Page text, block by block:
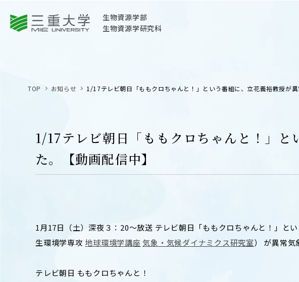
三重大学
生物資源学部
生物資源学研究科
生物資源学研究科
TEL 059-232-1211（代表）
キャンパスマップ
ニュース◎
OPEN CAMPUS
ABOUT
学部概要
TOP お知らせ 1/17テレビ朝日「ももクロちゃんと！」という番組に、立花義裕教授が
1/17テレビ朝日「ももクロちゃんと！」
た。【動画配信中】
1月17日（土）深夜３：20～放送 テレビ朝日「ももクロちゃんと！」と
生環境学専攻 地球環境学講座 気象・気候ダイナミクス研究室） が異常
テレビ朝日 ももクロちゃんと！